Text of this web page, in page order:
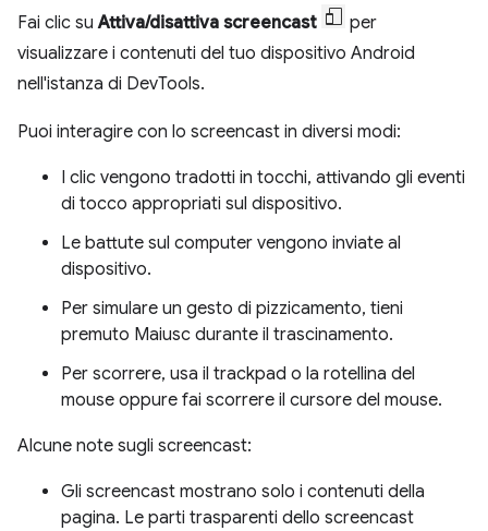
Fai clic suAttiva/disattiva screencast
per
visualizzare i contenuti del tuo dispositivo Android
nell'istanza di DevTools.
Puoi interagire con lo screencast in diversi modi:
I clic vengono tradotti in tocchi, attivando gli eventi
di tocco appropriati sul dispositivo.
Le battute sul computer vengono inviate al
dispositivo.
Per simulare un gesto di pizzicamento, tieni
premuto Maiusc durante il trascinamento.
Per scorrere, usa il trackpad o la rotellina del
mouse oppure fai scorrere il cursore del mouse.
Alcune note sugli screencast:
Gli screencast mostrano solo i contenuti della
pagina. Le parti trasparenti dello screencast